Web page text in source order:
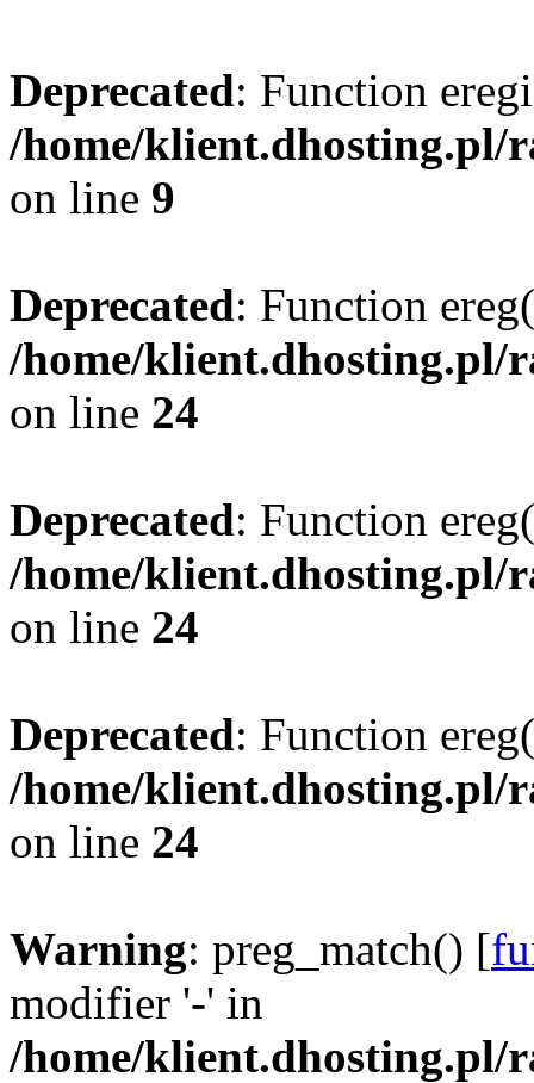
Deprecated: Function
/home/klient.dhosting.pl/
on line 9
Deprecated: Function
/home/klient.dhosting.pl/
on line 24
Deprecated: Function
/home/klient.dhosting.pl/
on line 24
Deprecated: Function
/home/klient.dhosting.pl/
on line 24
Warning: preg_match() [
modifier '-' in
/home/klient.dhosting.pl/